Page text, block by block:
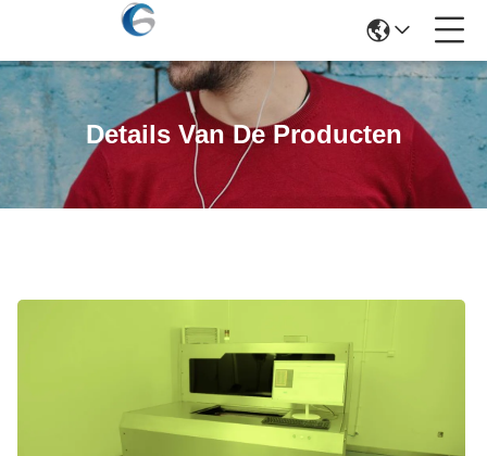
Details Van De Producten